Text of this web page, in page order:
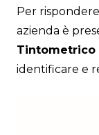
Per
azienda è
Tintometrico
identificare e